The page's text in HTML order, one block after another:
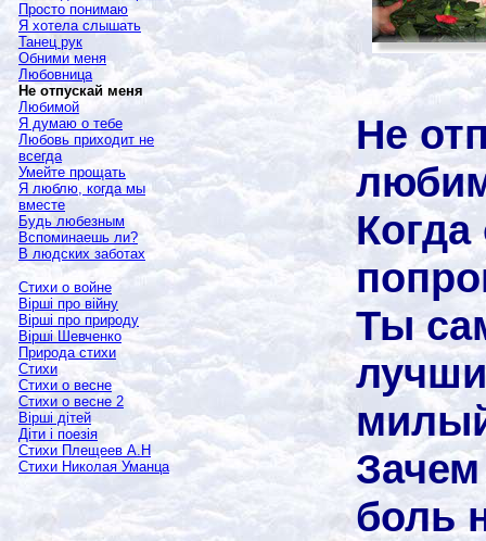
Просто понимаю
Я хотела слышать
Танец рук
Обними меня
Любовница
Не отпускай меня
Любимой
Я думаю о тебе
Любовь приходит не
всегда
Умейте прощать
Я люблю, когда мы
вместе
Будь любезным
Вспоминаешь ли?
В людских заботах
Стихи о войне
Вірші про війну
Вірші про природу
Вірші Шевченко
Природа стихи
Стихи
Стихи о весне
Стихи о весне 2
Вірші дітей
Діти і поезія
Стихи Плещеев А.Н
Стихи Николая Уманца
Не
Когда
Ты
боль